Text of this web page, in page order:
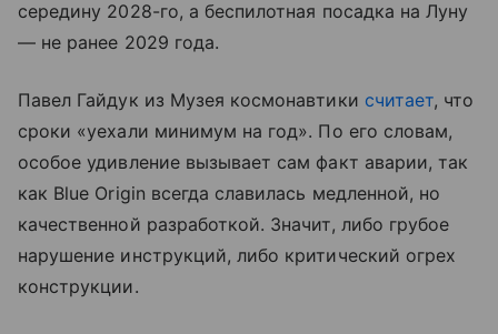
середину 2028-го, а беспилотная посадка на Луну
— не ранее 2029 года.
Павел Гайдук из Музея космонавтики считает, что
сроки «уехали минимум на год». По его словам,
особое удивление вызывает сам факт аварии, так
как Blue Origin всегда славилась медленной, но
качественной разработкой. Значит, либо грубое
нарушение инструкций, либо критический огрех
конструкции.